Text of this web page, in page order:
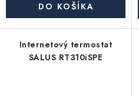
DO KOŠÍKA
Internetový termostat
SALUS RT310iSPE